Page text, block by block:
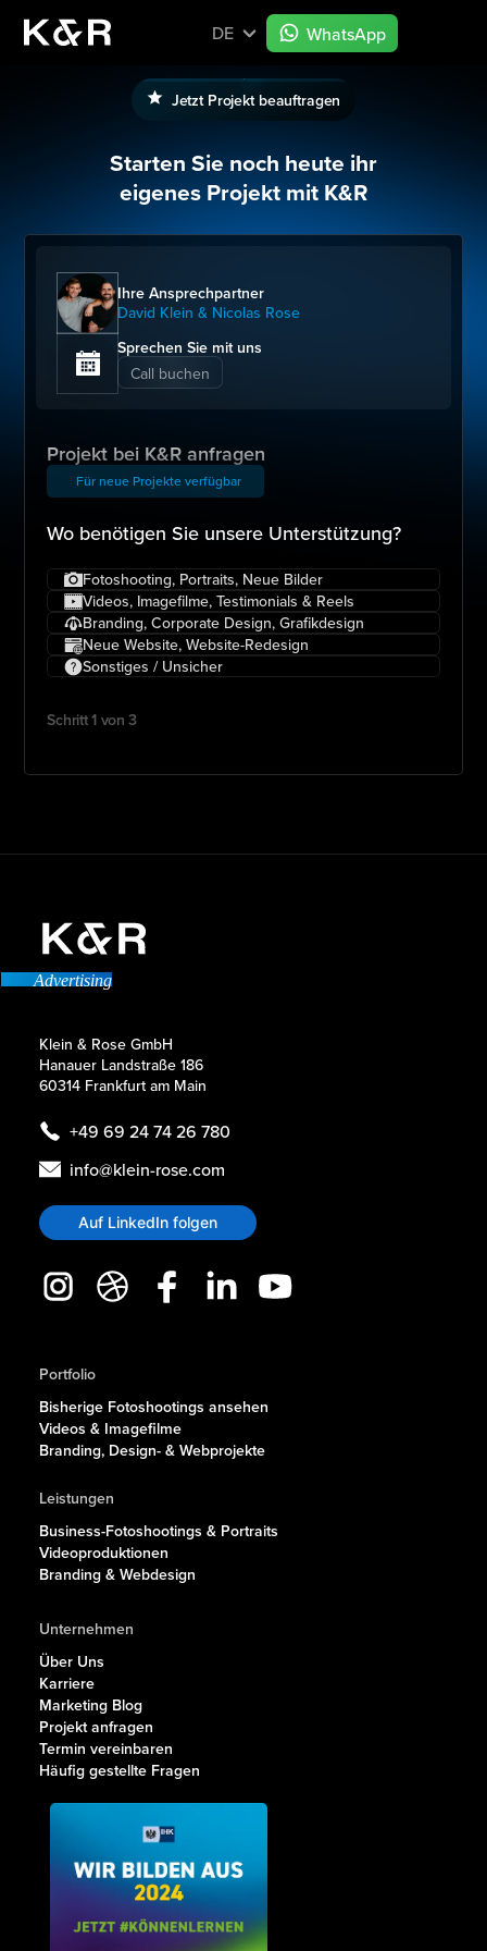
DE WhatsApp
Jetzt Projekt beauftragen
Starten Sie noch heute ihr
eigenes Projekt mit K&R
Ihre Ansprechpartner
David Klein & Nicolas Rose
Sprechen Sie mit uns
Call buchen
Projekt bei K&R anfragen
Für neue Projekte verfügbar
Wo benötigen Sie unsere Unterstützung?
Fotoshooting, Portraits, Neue Bilder
Videos, Imagefilme, Testimonials & Reels
Branding, Corporate Design, Grafikdesign
Neue Website, Website-Redesign
Sonstiges / Unsicher
Schritt 1 von 3
Advertising
Klein & Rose GmbH
Hanauer Landstraße 186
60314 Frankfurt am Main
+49 69 24 74 26 780
info@klein-rose.com
Auf LinkedIn folgen
Portfolio
Bisherige Fotoshootings ansehen
Videos & Imagefilme
Branding, Design- & Webprojekte
Leistungen
Business-Fotoshootings & Portraits
Videoproduktionen
Branding & Webdesign
Unternehmen
Über Uns
Karriere
Marketing Blog
Projekt anfragen
Termin vereinbaren
Häufig gestellte Fragen